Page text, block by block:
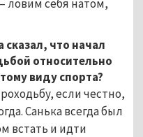
ловим себя натом,
что начал
относительно
виду спорта?
если честно,
Санька всегда был
встать и идти